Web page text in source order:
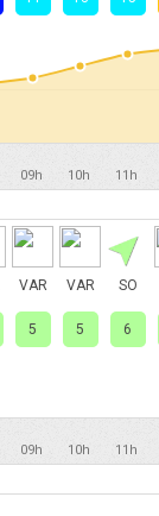
09h 10h 11h
VAR VAR SO
5 5 6
09h 10h 11h